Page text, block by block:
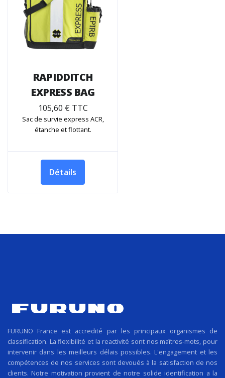
RAPIDDITCH
EXPRESS BAG
105,60 € TTC
Sac de survie express ACR,
étanche et flottant.
Détails
FURUNO France est accredité par les principaux organismes de
classification. La flexibilité et la reactivité sont nos maîtres-mots, pour
intervenir dans les meilleurs délais possibles. L'engagement et les
compétences de nos services sont devoués à la satisfaction de nos
clients. Notre motivation provient de notre solide identification a la